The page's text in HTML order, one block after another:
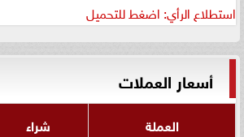
استطلاع الرأي: اضغط للتحميل
أسعار العملات
العملة شراء